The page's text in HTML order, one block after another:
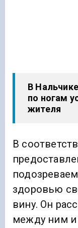
В
по ногам
жителя
В
здоровью
вину. Он
между ним